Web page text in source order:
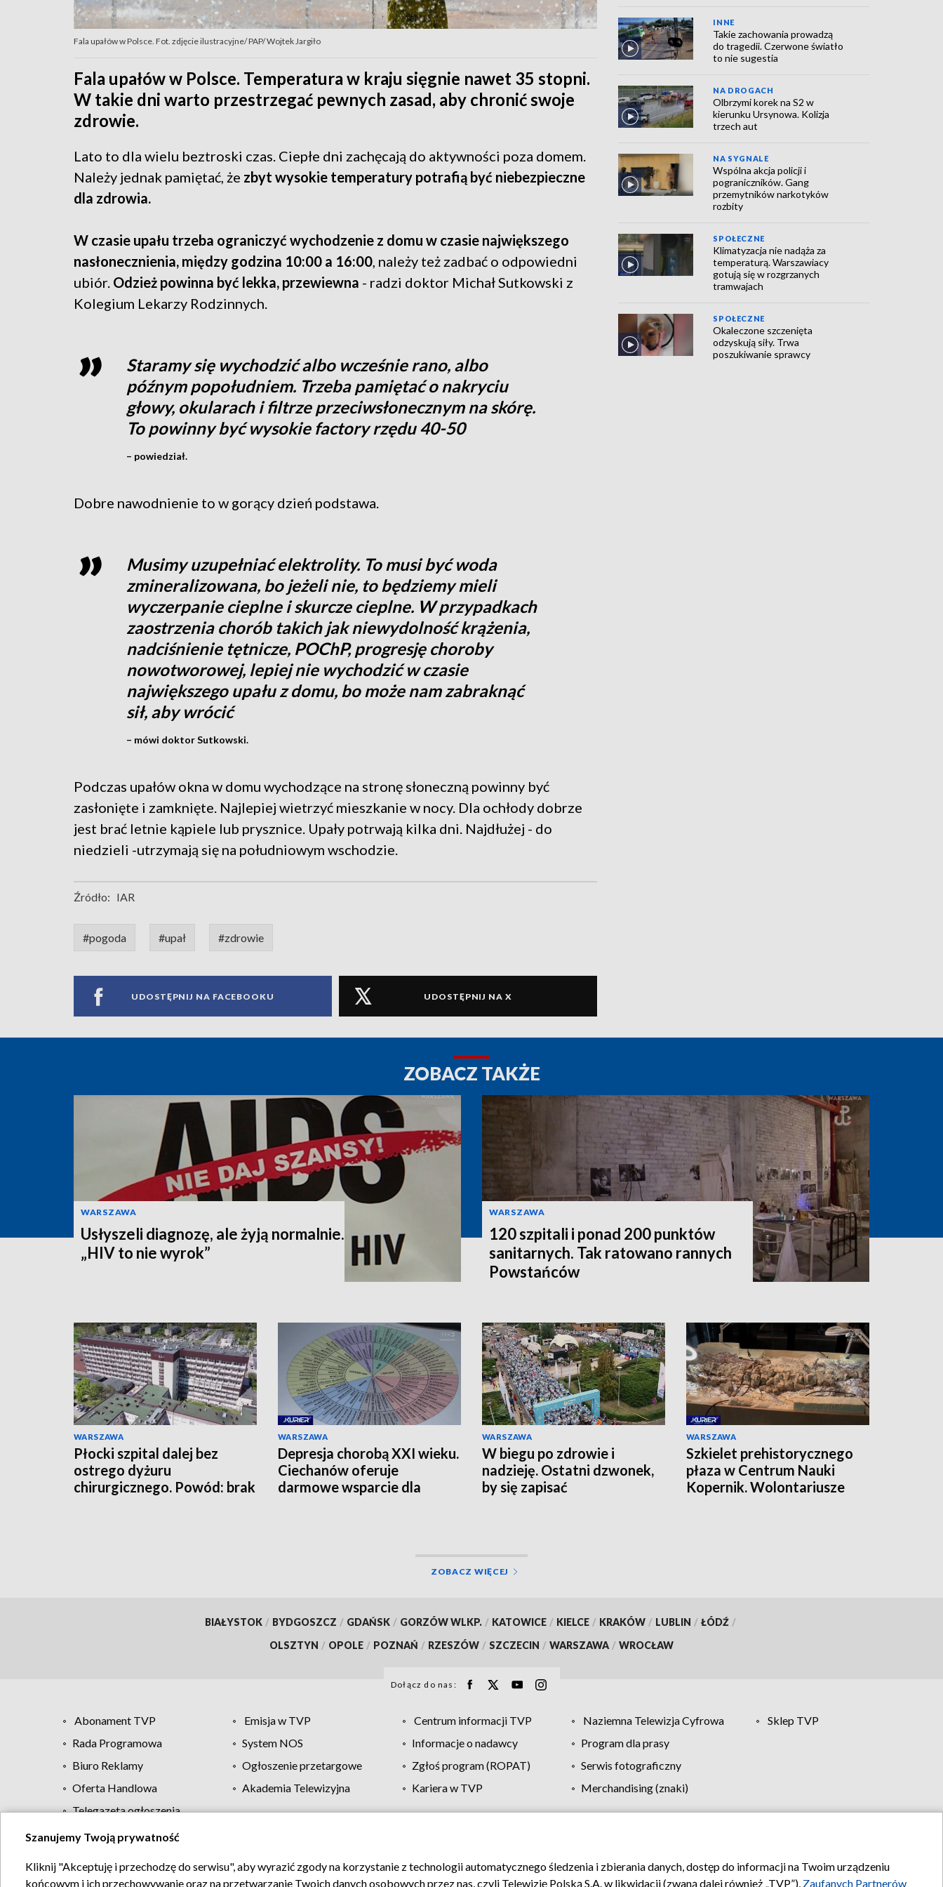
Fala upałów w Polsce. Fot. zdjęcie ilustracyjne/ PAP/ Wojtek Jargiło
Fala upałów w Polsce. Temperatura w kraju sięgnie nawet 35 stopni.
W takie dni warto przestrzegać pewnych zasad, aby chronić swoje
zdrowie.
Lato to dla wielu beztroski czas. Ciepłe dni zachęcają do aktywności poza domem.
Należy jednak pamiętać, że zbyt wysokie temperatury potrafią być niebezpieczne
dla zdrowia.
W czasie upału trzeba ograniczyć wychodzenie z domu w czasie największego
nasłonecznienia, między godzina 10:00 a 16:00, należy też zadbać o odpowiedni
ubiór. Odzież powinna być lekka, przewiewna - radzi doktor Michał Sutkowski z
Kolegium Lekarzy Rodzinnych.
Staramy się wychodzić albo wcześnie rano, albo
późnym popołudniem. Trzeba pamiętać o nakryciu
głowy, okularach i filtrze przeciwsłonecznym na skórę.
To powinny być wysokie factory rzędu 40-50
– powiedział.
Dobre nawodnienie to w gorący dzień podstawa.
Musimy uzupełniać elektrolity. To musi być woda
zmineralizowana, bo jeżeli nie, to będziemy mieli
wyczerpanie cieplne i skurcze cieplne. W przypadkach
zaostrzenia chorób takich jak niewydolność krążenia,
nadciśnienie tętnicze, POChP, progresję choroby
nowotworowej, lepiej nie wychodzić w czasie
największego upału z domu, bo może nam zabraknąć
sił, aby wrócić
– mówi doktor Sutkowski.
Podczas upałów okna w domu wychodzące na stronę słoneczną powinny być
zasłonięte i zamknięte. Najlepiej wietrzyć mieszkanie w nocy. Dla ochłody dobrze
jest brać letnie kąpiele lub prysznice. Upały potrwają kilka dni. Najdłużej - do
niedzieli -utrzymają się na południowym wschodzie.
Źródło: IAR
#pogoda #upał #zdrowie
UDOSTĘPNIJ NA FACEBOOKU UDOSTĘPNIJ NA X
INNE
Takie zachowania prowadzą
do tragedii. Czerwone światło
to nie sugestia
NA DROGACH
Olbrzymi korek na S2 w
kierunku Ursynowa. Kolizja
trzech aut
NA SYGNALE
Wspólna akcja policji i
pograniczników. Gang
przemytników narkotyków
rozbity
SPOŁECZNE
Klimatyzacja nie nadąża za
temperaturą. Warszawiacy
gotują się w rozgrzanych
tramwajach
SPOŁECZNE
Okaleczone szczenięta
odzyskują siły. Trwa
poszukiwanie sprawcy
ZOBACZ TAKŻE
WARSZAWA
Usłyszeli diagnozę, ale żyją normalnie.
„HIV to nie wyrok”
WARSZAWA
120 szpitali i ponad 200 punktów
sanitarnych. Tak ratowano rannych
Powstańców
WARSZAWA
Płocki szpital dalej bez
ostrego dyżuru
chirurgicznego. Powód: brak
WARSZAWA
Depresja chorobą XXI wieku.
Ciechanów oferuje
darmowe wsparcie dla
WARSZAWA
W biegu po zdrowie i
nadzieję. Ostatni dzwonek,
by się zapisać
WARSZAWA
Szkielet prehistorycznego
płaza w Centrum Nauki
Kopernik. Wolontariusze
ZOBACZ WIĘCEJ
BIAŁYSTOK / BYDGOSZCZ / GDAŃSK / GORZÓW WLKP. / KATOWICE / KIELCE / KRAKÓW / LUBLIN / ŁÓDŹ /
OLSZTYN / OPOLE / POZNAŃ / RZESZÓW / SZCZECIN / WARSZAWA / WROCŁAW
Dołącz do nas:
Abonament TVP Emisja w TVP Centrum informacji TVP Naziemna Telewizja Cyfrowa
Sklep TVP
Rada Programowa
System NOS Informacje o nadawcy
Program dla prasy
Biuro Reklamy
Ogłoszenie przetargowe Zgłoś program (ROPAT)
Serwis fotograficzny
Oferta Handlowa
Akademia Telewizyjna Kariera w TVP
Merchandising (znaki)
Telegazeta ogłoszenia
Regulamin TVP Polityka prywatności Moje zgody Pomoc Biuro reklamy Kontakt
Szanujemy Twoją prywatność
Kliknij "Akceptuję i przechodzę do serwisu", aby wyrazić zgody na korzystanie z technologii automatycznego śledzenia i zbierania danych, dostęp do informacji na Twoim urządzeniu
końcowym i ich przechowywanie oraz na przetwarzanie Twoich danych osobowych przez nas, czyli Telewizję Polską S.A. w likwidacji (zwaną dalej również „TVP”), Zaufanych Partnerów